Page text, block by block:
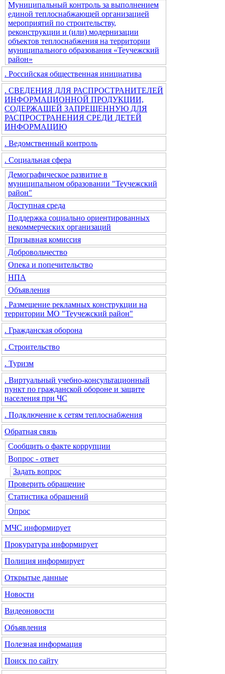
Муниципальный контроль за выполнением
единой теплоснабжающей организацией
мероприятий по строительству,
реконструкции и (или) модернизации
объектов теплоснабжения на территории
муниципального образования «Теучежский
район»
. Российская общественная инициатива
. СВЕДЕНИЯ ДЛЯ РАСПРОСТРАНИТЕЛЕЙ
ИНФОРМАЦИОННОЙ ПРОДУКЦИИ,
СОДЕРЖАЩЕЙ ЗАПРЕЩЕННУЮ ДЛЯ
РАСПРОСТРАНЕНИЯ СРЕДИ ДЕТЕЙ
ИНФОРМАЦИЮ
. Ведомственный контроль
. Социальная сфера
Демографическое развитие в
муниципальном образовании "Теучежский
район"
Доступная среда
Поддержка социально ориентированных
некоммерческих организаций
Призывная комиссия
Добровольчество
Опека и попечительство
НПА
Объявления
. Размещение рекламных конструкции на
территории МО "Теучежский район"
. Гражданская оборона
. Строительство
. Туризм
. Виртуальный учебно-консультационный
пункт по гражданской обороне и защите
населения при ЧС
. Подключение к сетям теплоснабжения
Обратная связь
Сообщить о факте коррупции
Вопрос - ответ
Задать вопрос
Проверить обращение
Статистика обращений
Опрос
МЧС информирует
Прокуратура информирует
Полиция информирует
Открытые данные
Новости
Видеоновости
Объявления
Полезная информация
Поиск по сайту